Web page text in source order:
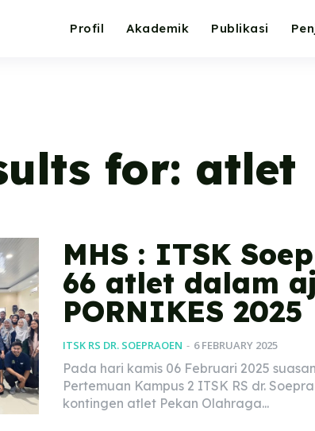
Profil Akademik Publikasi
for: atlet
MHS : ITSK
66 atlet dalam
PORNIKES 2025
ITSK RS DR. SOEPRAOEN - 6 FEBRUARY 2025
Pada hari kamis 06 Februari 2025
Pertemuan Kampus 2 ITSK RS dr.
kontingen atlet Pekan Olahraga...